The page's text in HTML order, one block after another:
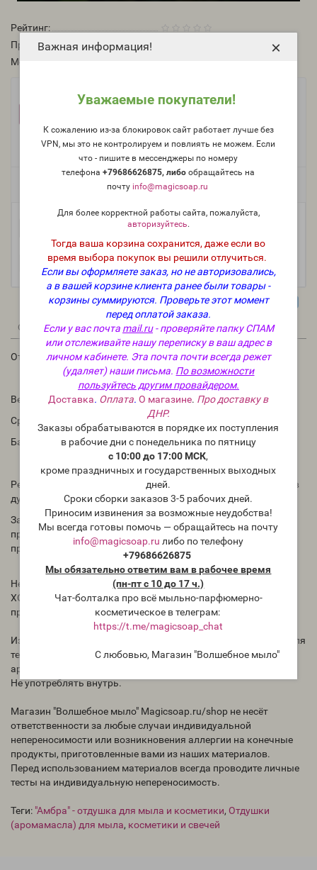
Важная информация!
Уважаемые покупатели!
К сожалению из-за блокировок сайт работает лучше без
VPN, мы это не контролируем и повлиять не можем. Если
что - пишите в мессенджеры по номеру
телефона+79686626875, либообращайтесь на
почту info@magicsoap.ru
Для более корректной работы сайта, пожалуйста,
авторизуйтесь.
Тогда ваша корзина сохранится, даже если во
время выбора покупок вы решили отлучиться.
Если вы оформляете заказ, но не авторизовались,
а в вашей корзине клиента ранее были товары -
корзины суммируются. Проверьте этот момент
перед оплатой заказа.
Если у вас почта mail.ru- проверяйте папку СПАМ
или отслеживайте нашу переписку в ваш адрес в
личном кабинете. Эта почта почти всегда режет
(удаляет) наши письма. По возможности
пользуйтесь другим провайдером.
Доставка. Оплата.О магазине. Про доставку в
ДНР.
Заказы обрабатываются в порядке их поступления
в рабочие дни с понедельника по пятницу
с 10:00 до 17:00 МСК,
кроме праздничных и государственных выходных
дней.
Сроки сборки заказов 3-5 рабочих дней.
Приносим извинения за возможные неудобства!
Мы всегда готовы помочь — обращайтесь на почту
info@magicsoap.ru либо по телефону
+79686626875
Мы обязательно ответим вам в рабочее время
(пн-пт с 10 до 17 ч.)
Чат-болталка про всё мыльно-парфюмерно-
косметическое в телеграм:
https://t.me/magicsoap_chat
С любовью, Магазин "Волшебное мыло"
×
Рейтинг:
Производитель:
Модель:
10 г 168 руб. 5 мл (пробник) 75 руб.
Есть в наличии
В корзину
Описание Отзывы Вопрос - Ответ
Отдушка для мыла и косметических средств.
Верхние ноты: Бергамот, Лимон, Грейпфрут, Лайм
Средние ноты: Благовония, Жасмин, Фиалка
Базовые ноты: Амбра, Мускус, Ваниль, Сандаловое дерево
Рекомендации по использованию: в мыле и косметике 1-3%; в
духах до 30%
Запах аромата в бутылке может отличаться от запаха в
приготовленном Вами продукте. Для проверки необходимо
проводить тесты.
Нет никаких сведений, как ведёт себя отдушка в мыле с нуля
ХОЛОДНЫМ способом. Всегда тестируйте отдушки перед
применением.
Избегать попадания концентрированноq отдушки на кожу, для
теста на реакцию кожи необходимо использовать раствор
ароматического масла (в другом масле).
Не употреблять внутрь.
Магазин "Волшебное мыло" Magicsoap.ru/shop не несёт
ответственности за любые случаи индивидуальной
непереносимости или возникновения аллергии на конечные
продукты, приготовленные вами из наших материалов.
Перед использованием материалов всегда проводите личные
тесты на индивидуальную непереносимость.
Теги: "Амбра" - отдушка для мыла и косметики, Отдушки
(аромамасла) для мыла, косметики и свечей